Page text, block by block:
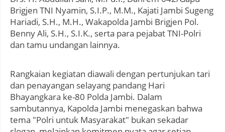
Brigjen TNI Nyamin, S.I.P., M.M., Kajati Jambi Sugeng
Hariadi, S.H., M.H., Wakapolda Jambi Brigjen Pol.
Benny Ali, S.H., S.I.K., serta para pejabat TNI-Polri
dan tamu undangan lainnya.
Rangkaian kegiatan diawali dengan pertunjukan tari
dan penayangan selayang pandang Hari
Bhayangkara ke-80 Polda Jambi. Dalam
sambutannya, Kapolda Jambi menegaskan bahwa
tema "Polri untuk Masyarakat" bukan sekadar